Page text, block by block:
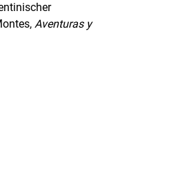
Aventuras y
Fenster)